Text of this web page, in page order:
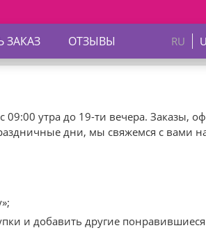
ЗАКАЗ ОТЗЫВЫ RU
09:00 утра до 19-ти вечера.
дни, мы свяжемся с вами
и добавить другие